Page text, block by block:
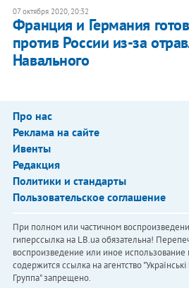
07 октября 2020, 20:32
Франция и Германия
против России из-за
Навального
Про нас
Реклама на сайте
Ивенты
Редакция
Политики и стандарты
Пользовательское соглашение
При полном или частичном
гиперссылка на LB.ua обязательна!
воспроизведение или иное использование
содержится ссылка на агентство
Группа" запрещено.